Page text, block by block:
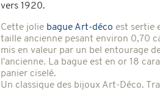
vers 1920.
Cette jolie bague Art-déco est sertie
taille ancienne pesant environ 0,70
mis en valeur par un bel entourage
l'ancienne. La bague est en or 18
panier ciselé.
Un classique des bijoux Art-Déco.